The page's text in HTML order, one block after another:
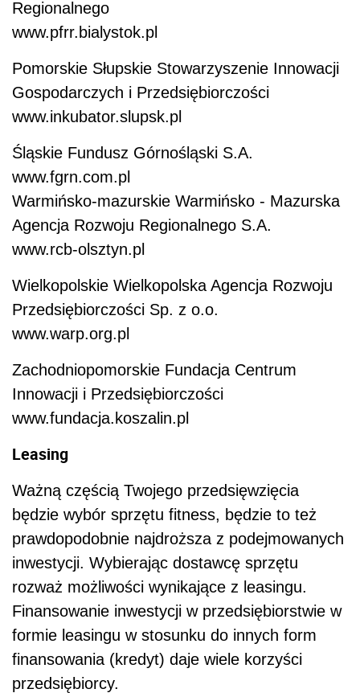
Regionalnego
www.pfrr.bialystok.pl
Pomorskie Słupskie Stowarzyszenie Innowacji
Gospodarczych i Przedsiębiorczości
www.inkubator.slupsk.pl
Śląskie Fundusz Górnośląski S.A.
www.fgrn.com.pl
Warmińsko-mazurskie Warmińsko - Mazurska
Agencja Rozwoju Regionalnego S.A.
www.rcb-olsztyn.pl
Wielkopolskie Wielkopolska Agencja Rozwoju
Przedsiębiorczości Sp. z o.o.
www.warp.org.pl
Zachodniopomorskie Fundacja Centrum
Innowacji i Przedsiębiorczości
www.fundacja.koszalin.pl
Leasing
Ważną częścią Twojego przedsięwzięcia
będzie wybór sprzętu fitness, będzie to też
prawdopodobnie najdroższa z podejmowanych
inwestycji. Wybierając dostawcę sprzętu
rozważ możliwości wynikające z leasingu.
Finansowanie inwestycji w przedsiębiorstwie w
formie leasingu w stosunku do innych form
finansowania (kredyt) daje wiele korzyści
przedsiębiorcy.